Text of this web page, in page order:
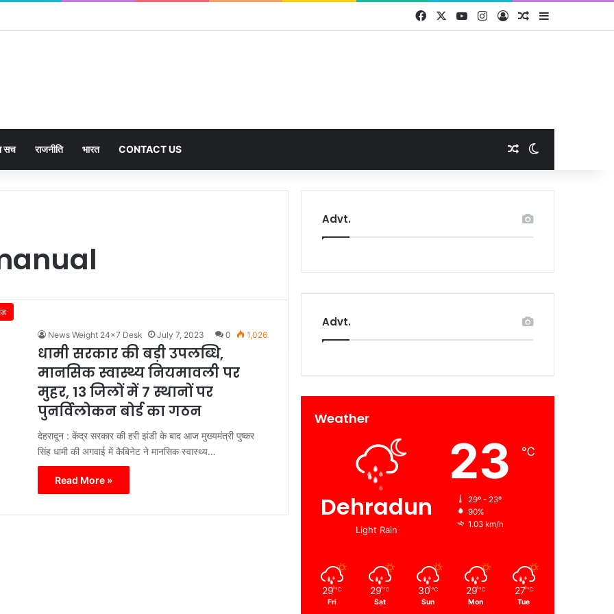
Facebook YouTubeInstagram
Log InRandom Article
सच राजनीति भारत CONTACT US Random Article
News Weight 24x7 Desk July 7, 2023 0 1,026
धामी सरकार की बड़ी उपलब्धि,
मानसिक स्वास्थ्य नियमावली पर
मुहर, 13 जिलों में 7 स्थानों पर
पुनर्विलोकन बोर्ड का गठन
देहरादून : केंद्र सरकार की हरी झंडी के बाद आज मुख्यमंत्री पुष्कर
सिंह धामी की अगवाई में कैबिनेट ने मानसिक स्वास्थ्य…
Read More »
Advt.
Advt.
Weather
Dehradun
Light Rain
23 ℃
29º - 23º
90%
1.03 km/h
29 ℃
Fri
29 ℃
Sat
30 ℃
Sun
29 ℃
Mon
27 ℃
Tue